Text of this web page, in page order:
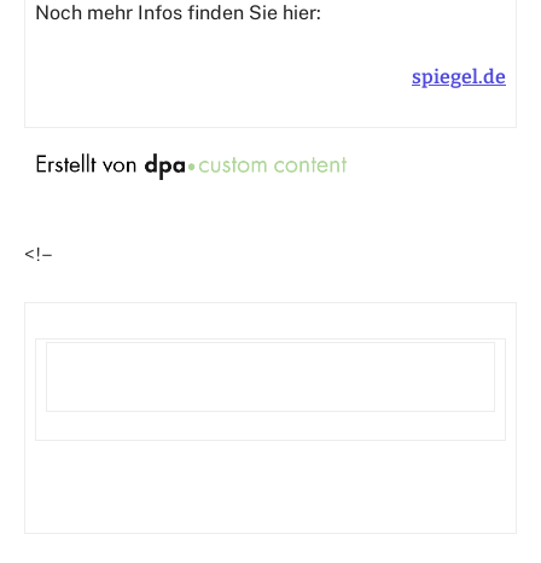
Noch mehr Infos finden Sie hier:
spiegel.de
<!–